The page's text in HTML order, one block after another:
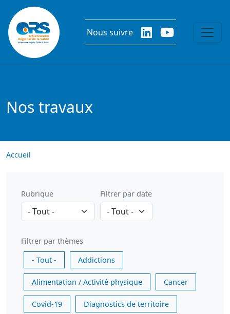
Aller au contenu principal
Nous suivre
Nos travaux
Accueil
Rubrique Filtrer par date
Filtrer par thèmes
- Tout -
Addictions
Alimentation / Activité physique Cancer
Covid-19 Diagnostics de territoire